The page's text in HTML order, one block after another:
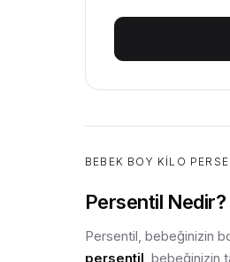
BEBEK BOY KILO
Persentil Nedir?
Persentil, bebeğinizin
persentil, bebeğinizin